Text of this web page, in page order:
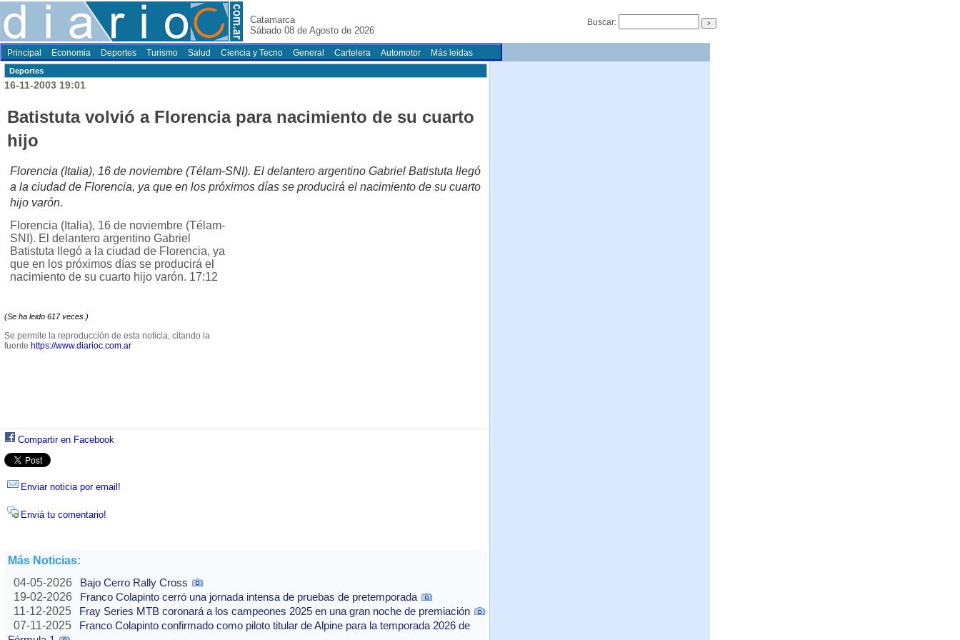
Catamarca
Sábado 08 de Agosto de 2026
Buscar:
Principal Economia Deportes Turismo Salud Ciencia y Tecno General Cartelera Automotor Más leidas
Deportes
16-11-2003 19:01
Batistuta volvió a Florencia para nacimiento de su cuarto
hijo
Florencia (Italia), 16 de noviembre (Télam-SNI). El delantero argentino Gabriel Batistuta llegó
a la ciudad de Florencia, ya que en los próximos días se producirá el nacimiento de su cuarto
hijo varón.
Florencia (Italia), 16 de noviembre (Télam-
SNI). El delantero argentino Gabriel
Batistuta llegó a la ciudad de Florencia, ya
que en los próximos días se producirá el
nacimiento de su cuarto hijo varón. 17:12
(Se ha leido 617 veces.)
Se permite la reproducción de esta noticia, citando la
fuente https://www.diarioc.com.ar
Compartir en Facebook
Enviar noticia por email!
Enviá tu comentario!
Más Noticias:
04-05-2026
Bajo Cerro Rally Cross
19-02-2026
Franco Colapinto cerró una jornada intensa de pruebas de pretemporada
11-12-2025
Fray Series MTB coronará a los campeones 2025 en una gran noche de premiación
07-11-2025
Franco Colapinto confirmado como piloto titular de Alpine para la temporada 2026 de